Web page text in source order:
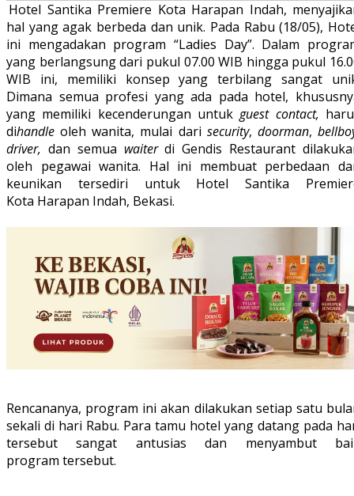
Hotel Santika Premiere Kota Harapan Indah,
hal yang agak berbeda dan unik. Pada Rabu (18/05),
ini mengadakan program “Ladies Day”. Dalam
yang berlangsung dari pukul 07.00 WIB hingga pukul
WIB ini, memiliki konsep yang terbilang sangat
Dimana semua profesi yang ada pada hotel,
yang memiliki kecenderungan untukguest contact,
dihandle oleh wanita, mulai dari security, doorman,
driver, dan semua waiterdi Gendis Restaurant
oleh pegawai wanita. Hal ini membuat perbedaan
keunikan tersediri untuk Hotel Santika
Kota Harapan Indah, Bekasi.
Rencananya, program ini akan dilakukan setiap satu
sekali di hari Rabu. Para tamu hotel yang datang pada
tersebut sangat antusias dan menyambut
program tersebut.